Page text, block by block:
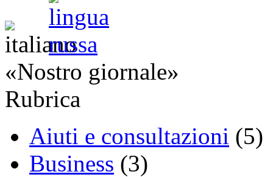
«Nostro giornale»
Rubrica
Aiuti e consultazioni (5)
Business (3)